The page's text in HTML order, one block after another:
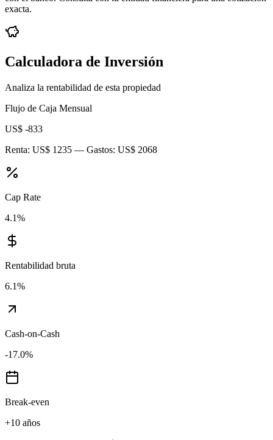
exacta.
Calculadora de Inversión
Analiza la rentabilidad de esta propiedad
Flujo de Caja Mensual
US$ -833
Renta: US$ 1235 — Gastos: US$ 2068
Cap Rate
4.1%
Rentabilidad bruta
6.1%
Cash-on-Cash
-17.0%
Break-even
+10 años